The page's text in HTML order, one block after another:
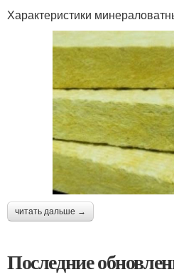
Характеристики
читать дальше →
Последние